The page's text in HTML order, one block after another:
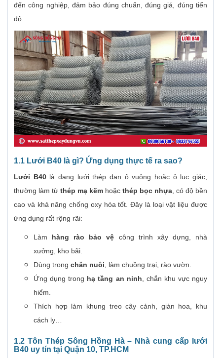
đến công nghiệp, đảm bảo đúng chuẩn, đúng giá, đúng tiến
độ.
1.1 Lưới B40 là gì? Ứng dụng thực tế ra sao?
Lưới B40là dạng lưới thép đan ô vuông hoặc ô lục giác,
thường làm từ thép mạ kẽm hoặc thép bọc nhựa , có độ bền
cao và khả năng chống oxy hóa tốt. Đây là loại vật liệu được
ứng dụng rất rộng rãi:
Làm hàng rào bảo vệ công trình xây dựng, nhà
xưởng, kho bãi.
Dùng trong chăn nuôi , làm chuồng trại, rào vườn.
Ứng dụng trong hạ tầng an ninh , chắn khu vực nguy
hiểm.
Thích hợp làm khung treo cây cảnh, giàn hoa, khu
cách ly…
1.2 Tôn Thép Sông Hồng Hà – Nhà cung cấp lưới
B40 uy tín tại Quận 10, TP.HCM